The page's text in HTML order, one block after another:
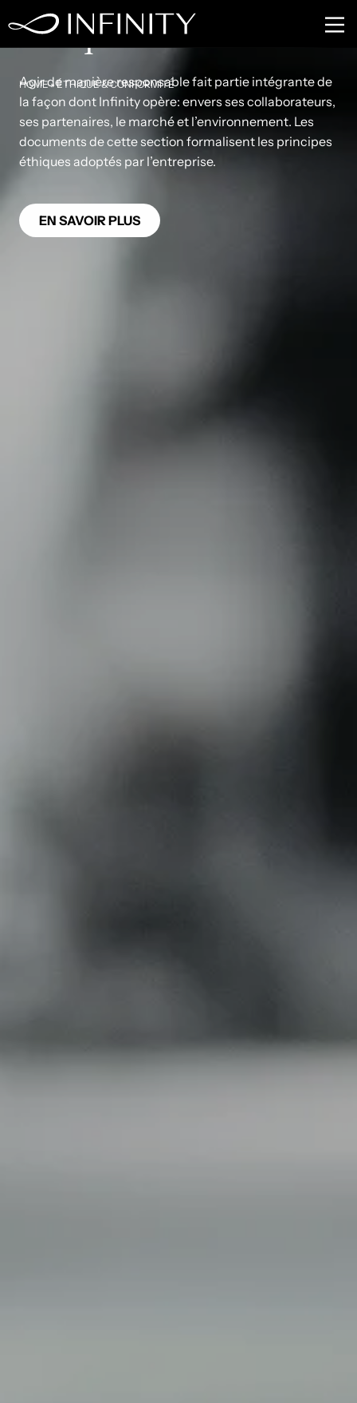
HOME»ÉTHIQUE & CONFORMITÉ
Éthique & Conformité
Agir de manière responsable fait partie intégrante de
la façon dont Infinity opère: envers ses collaborateurs,
ses partenaires, le marché et l’environnement. Les
documents de cette section formalisent les principes
éthiques adoptés par l’entreprise.
EN SAVOIR PLUS